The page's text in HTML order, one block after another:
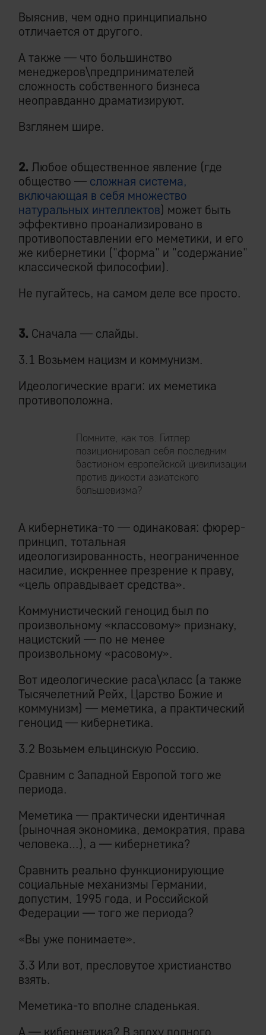
Выяснив, чем одно принципиально
отличается от другого.
А также — что большинство
менеджеров\предпринимателей
сложность собственного бизнеса
неоправданно драматизируют.
Взглянем шире.
2. Любое общественное явление (где
общество — сложная система,
включающая в себя множество
натуральных интеллектов) может быть
эффективно проанализировано в
противопоставлении его меметики, и его
же кибернетики ("форма" и "содержание"
классической философии).
Не пугайтесь, на самом деле все просто.
3. Сначала — слайды.
3.1 Возьмем нацизм и коммунизм.
Идеологические враги: их меметика
противоположна.
Помните, как тов. Гитлер
позиционировал себя последним
бастионом европейской цивилизации
против дикости азиатского
большевизма?
А кибернетика-то — одинаковая: фюрер-
принцип, тотальная
идеологизированность, неограниченное
насилие, искреннее презрение к праву,
«цель оправдывает средства».
Коммунистический геноцид был по
произвольному «классовому» признаку,
нацистский — по не менее
произвольному «расовому».
Вот идеологические раса\класс (а также
Тысячелетний Рейх, Царство Божие и
коммунизм) — меметика, а практический
геноцид — кибернетика.
3.2 Возьмем ельцинскую Россию.
Сравним с Западной Европой того же
периода.
Меметика — практически идентичная
(рыночная экономика, демократия, права
человека…), а — кибернетика?
Сравнить реально функционирующие
социальные механизмы Германии,
допустим, 1995 года, и Российской
Федерации — того же периода?
«Вы уже понимаете».
3.3 Или вот, пресловутое христианство
взять.
Меметика-то вполне сладенькая.
А — кибернетика? В эпоху полного